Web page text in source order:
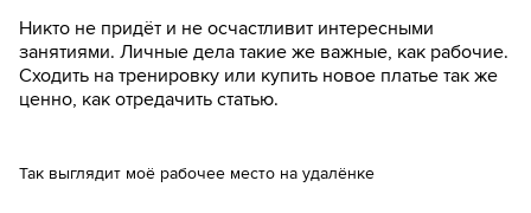
Никто не придёт и не осчастливит интересными
занятиями. Личные дела такие же важные, как рабочие.
Сходить на тренировку или купить новое платье так же
ценно, как отредачить статью.
Так выглядит моё рабочее место на удалёнке